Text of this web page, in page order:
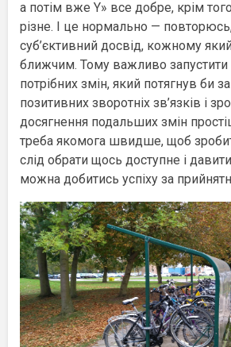
а потім вже Y» все добре, крім
різне. І це нормально —
суб’єктивний досвід, кожному
ближчим. Тому важливо
потрібних змін, який потягнув би
позитивних зворотніх зв’язків і
досягнення подальших змін
треба якомога швидше, щоб
слід обрати щось доступне і
можна добитись успіху за